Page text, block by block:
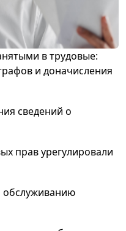
в трудовые:
и доначисления
сведений о
прав урегулировали
обслуживанию